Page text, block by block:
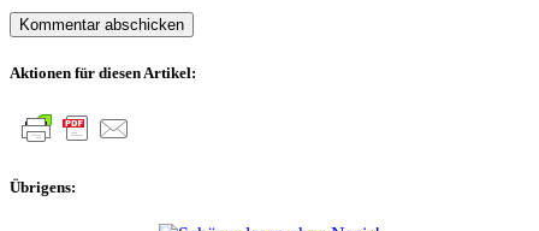
Aktionen für diesen Artikel:
Übrigens: